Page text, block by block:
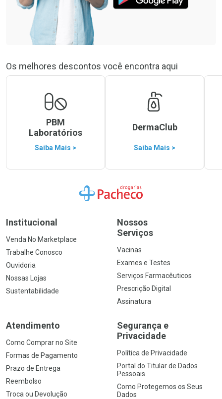
Os melhores descontos você encontra aqui
PBM
Laboratórios
Saiba Mais >
DermaClub
Saiba Mais >
Ir para a Home
Institucional
Venda No Marketplace
Trabalhe Conosco
Ouvidoria
Nossas Lojas
Sustentabilidade
Nossos
Serviços
Vacinas
Exames e Testes
Serviços Farmacêuticos
Prescrição Digital
Assinatura
Atendimento
Como Comprar no Site
Formas de Pagamento
Prazo de Entrega
Reembolso
Troca ou Devolução
Segurança e
Privacidade
Política de Privacidade
Portal do Titular de Dados
Pessoais
Como Protegemos os Seus
Dados